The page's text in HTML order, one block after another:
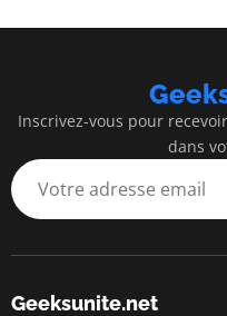
Inscrivez-vous pour
dans
Geeksunite.net